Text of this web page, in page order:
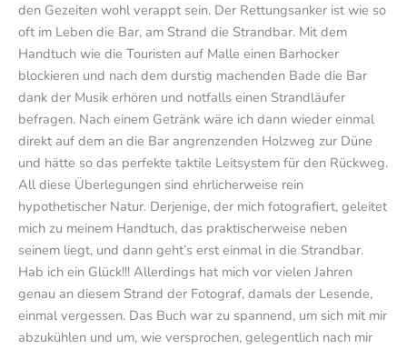
den Gezeiten wohl verappt sein. Der Rettungsanker ist wie so
oft im Leben die Bar, am Strand die Strandbar. Mit dem
Handtuch wie die Touristen auf Malle einen Barhocker
blockieren und nach dem durstig machenden Bade die Bar
dank der Musik erhören und notfalls einen Strandläufer
befragen. Nach einem Getränk wäre ich dann wieder einmal
direkt auf dem an die Bar angrenzenden Holzweg zur Düne
und hätte so das perfekte taktile Leitsystem für den Rückweg.
All diese Überlegungen sind ehrlicherweise rein
hypothetischer Natur. Derjenige, der mich fotografiert, geleitet
mich zu meinem Handtuch, das praktischerweise neben
seinem liegt, und dann geht’s erst einmal in die Strandbar.
Hab ich ein Glück!!! Allerdings hat mich vor vielen Jahren
genau an diesem Strand der Fotograf, damals der Lesende,
einmal vergessen. Das Buch war zu spannend, um sich mit mir
abzukühlen und um, wie versprochen, gelegentlich nach mir